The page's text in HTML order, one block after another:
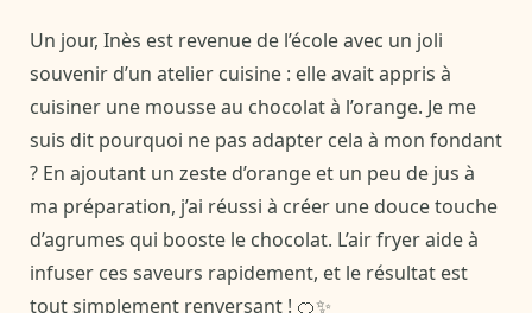
Un jour, Inès est revenue de l’école avec un joli
souvenir d’un atelier cuisine : elle avait appris à
cuisiner une mousse au chocolat à l’orange. Je me
suis dit pourquoi ne pas adapter cela à mon fondant
? En ajoutant un zeste d’orange et un peu de jus à
ma préparation, j’ai réussi à créer une douce touche
d’agrumes qui booste le chocolat. L’air fryer aide à
infuser ces saveurs rapidement, et le résultat est
tout simplement renversant ! 🍊✨